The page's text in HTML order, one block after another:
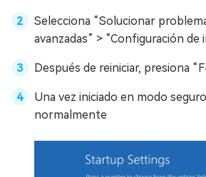
Selecciona “Solucionar
avanzadas” > “Configuración de
Después de reiniciar, presiona
Una vez iniciado en modo
normalmente